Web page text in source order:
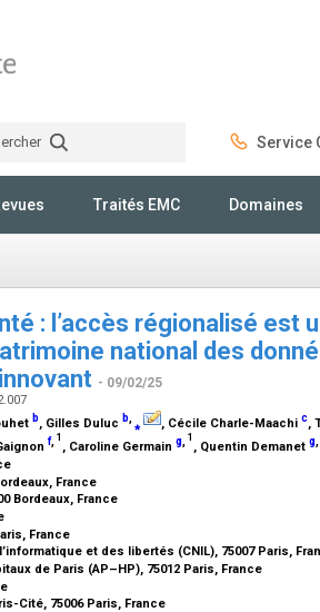
Service
Traités EMC Domaines
: l’accès régionalisé est
national des
- 09/02/25
b, Gilles Duluc b,⁎ , Cécile Charle-Maachi c,
f, 1
, Caroline Germain g, 1
, Quentin Demanet g,
France
Bordeaux, France
France
et des libertés (CNIL), 75007 Paris,
de Paris (AP–HP), 75012 Paris, France
Cité, 75006 Paris, France